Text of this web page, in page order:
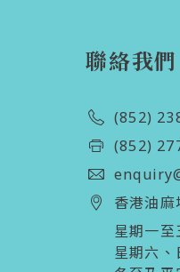
聯絡我們
(852)
(852)
香港油
星期一
星期六、